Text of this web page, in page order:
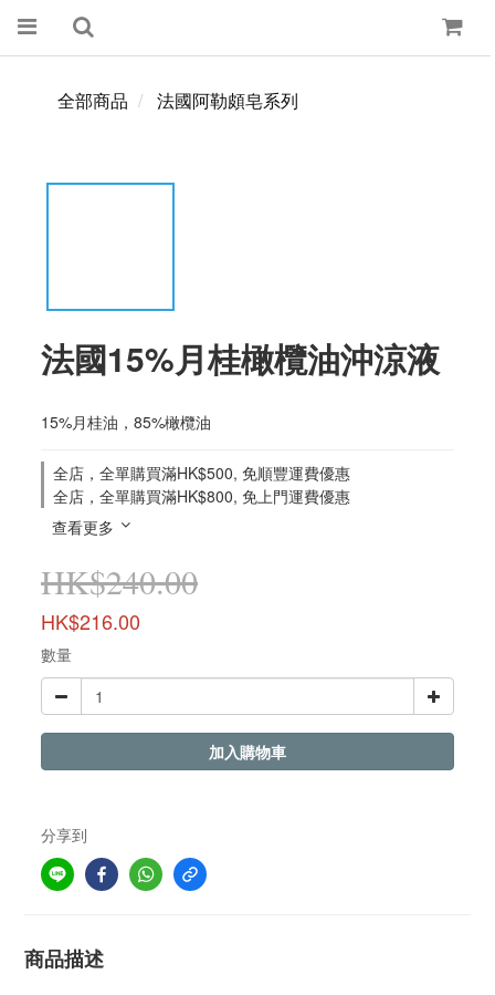
全部商品 法國阿勒頗皂系列
法國15%月桂橄欖油沖涼液
15%月桂油，85%橄欖油
全店，全單購買滿HK$500, 免順豐運費優惠
全店，全單購買滿HK$800, 免上門運費優惠
查看更多
HK$240.00
HK$216.00
數量
加入購物車
分享到
商品描述